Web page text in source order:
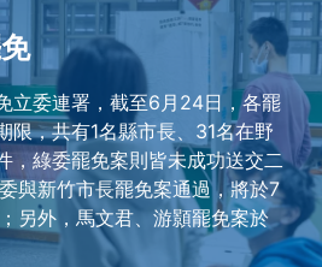
立委連署，截至6月24日，各罷
限，共有1名縣市長、31名在野
，綠委罷免案則皆未成功送交二
與新竹市長罷免案通過，將於7
另外，馬文君、游顥罷免案於